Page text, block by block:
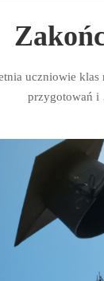
uczniowie klas
przygotowań i